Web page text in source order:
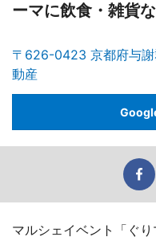
ーマに飲食・雑貨
〒626-0423 京都府与
動産
マルシェイベント「ぐ